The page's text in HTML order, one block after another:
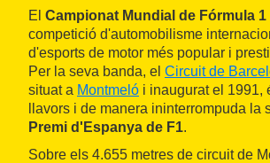
El Campionat Mundial de Fórmula 1
competició d'automobilisme
d'esports de motor més popular i
Per la seva banda, el Circuit de
situat a Montmeló i inaugurat el 1991,
llavors i de manera ininterrompuda la
Premi d'Espanya de F1.
Sobre els 4.655 metres de circuit de